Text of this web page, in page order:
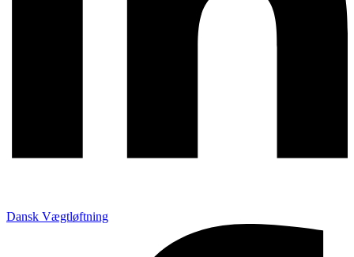
Dansk Vægtløftning